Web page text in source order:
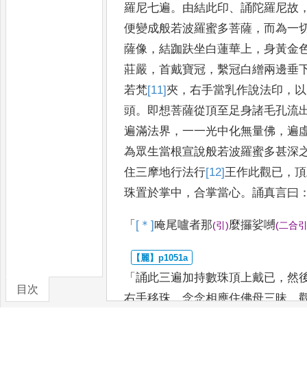
目次
羅尼七遍 。 由結此印、誦陀羅尼故
便變成般若波羅蜜多菩薩 ，而為一
薩像 ，結跏趺坐白蓮華上 ，身黃金
莊嚴 ，首戴寶冠 ，繫冠白繒兩邊垂
若梵[11]夾 ，右手當乳作說法印 ，
頭。
即想菩薩從頂至足身諸毛孔流
遍滿法界 ，一一光中化無量佛 ，遍
為眾生當根宣說般若波羅蜜多甚深
住三摩地行法行[12]王作此觀已 ，
珠置於掌中 ，合掌當心。誦真言曰
「 [＊]唵尾嚧者那(引)麼攞娑嚩(二合
「誦此三遍加持數珠頂上戴已 ，然
右手移珠，念念相應住佛母三昧，